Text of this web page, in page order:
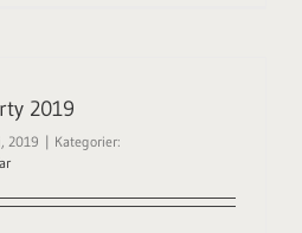
2019
2019 | Kategorier: